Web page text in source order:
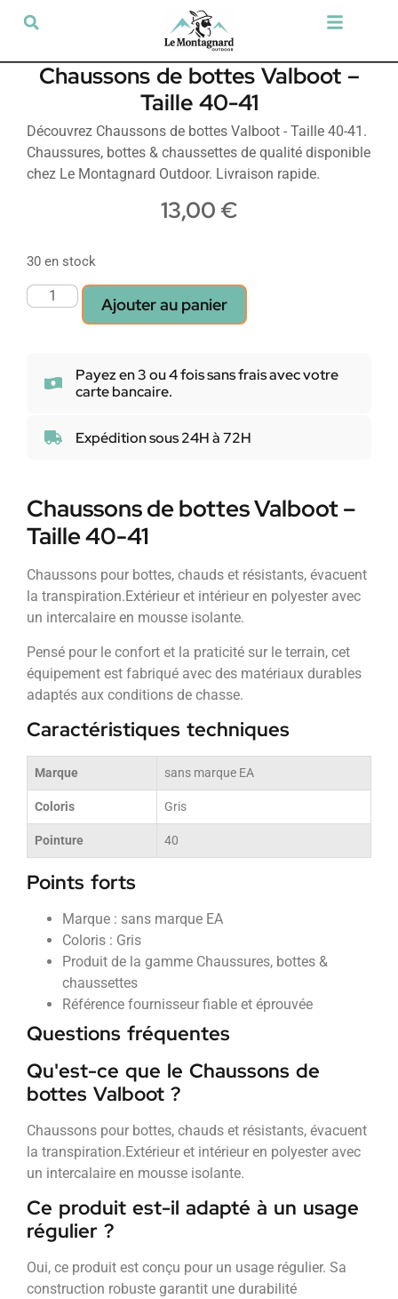
Chaussons de bottes Valboot –
Taille 40-41
Découvrez Chaussons de bottes Valboot - Taille 40-41.
Chaussures, bottes & chaussettes de qualité disponible
chez Le Montagnard Outdoor. Livraison rapide.
13,00 €
30 en stock
Ajouter au panier
Payez en 3 ou 4 fois sans frais avec votre
carte bancaire.
Expédition sous 24H à 72H
Chaussons de bottes Valboot –
Taille 40-41
Chaussons pour bottes, chauds et résistants, évacuent
la transpiration.Extérieur et intérieur en polyester avec
un intercalaire en mousse isolante.
Pensé pour le confort et la praticité sur le terrain, cet
équipement est fabriqué avec des matériaux durables
adaptés aux conditions de chasse.
Caractéristiques techniques
Marque sans marque EA
Coloris Gris
Pointure 40
Points forts
Marque : sans marque EA
Coloris : Gris
Produit de la gamme Chaussures, bottes &
chaussettes
Référence fournisseur fiable et éprouvée
Questions fréquentes
Qu'est-ce que le Chaussons de
bottes Valboot ?
Chaussons pour bottes, chauds et résistants, évacuent
la transpiration.Extérieur et intérieur en polyester avec
un intercalaire en mousse isolante.
Ce produit est-il adapté à un usage
régulier ?
Oui, ce produit est conçu pour un usage régulier. Sa
construction robuste garantit une durabilité